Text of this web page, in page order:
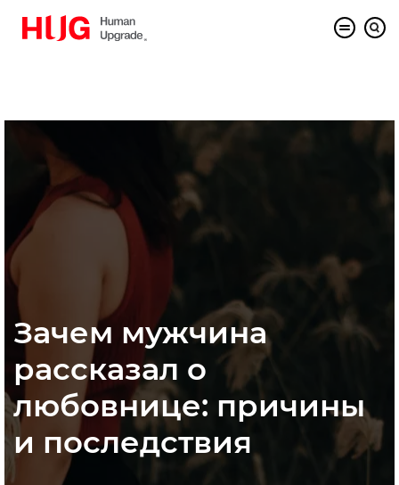
Зачем мужчина
рассказал о
любовнице: причины
и последствия